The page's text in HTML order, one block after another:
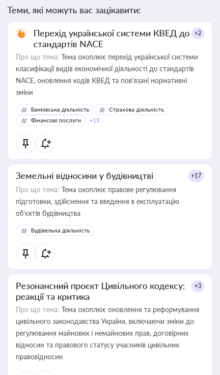
Теми, які можуть вас зацікавити:
Перехід української системи КВЕД до
стандартів NACE
+2
Про що тема: Тема охоплює перехід української системи
класифікації видів економічної діяльності до стандартів
NACE, оновлення кодів КВЕД та пов'язані нормативні
зміни
Банківська діяльність
Страхова діяльність
Фінансові послуги
+13
Земельні відносини у будівництві +17
Про що тема: Тема охоплює правове регулювання
підготовки, здійснення та введення в експлуатацію
об’єктів будівництва
Будівельна діяльність
Резонансний проєкт Цивільного кодексу:
реакції та критика
+3
Про що тема: Тема охоплює оновлення та реформування
цивільного законодавства України, включаючи зміни до
регулювання майнових і немайнових прав, договірних
відносин та правового статусу учасників цивільних
правовідносин